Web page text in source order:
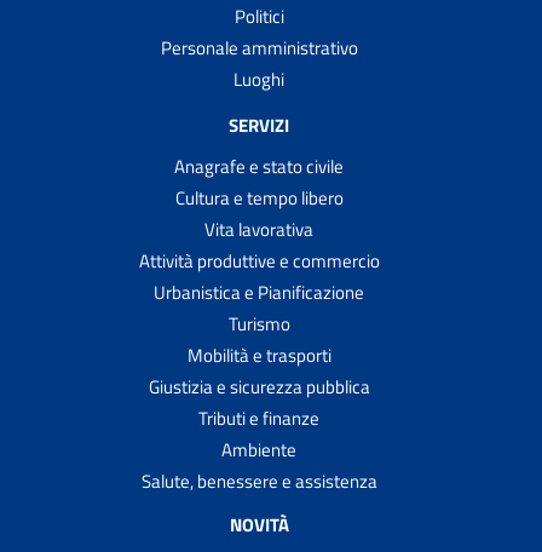
Politici
Personale amministrativo
Luoghi
SERVIZI
Anagrafe e stato civile
Cultura e tempo libero
Vita lavorativa
Attività produttive e commercio
Urbanistica e Pianificazione
Turismo
Mobilità e trasporti
Giustizia e sicurezza pubblica
Tributi e finanze
Ambiente
Salute, benessere e assistenza
NOVITÀ